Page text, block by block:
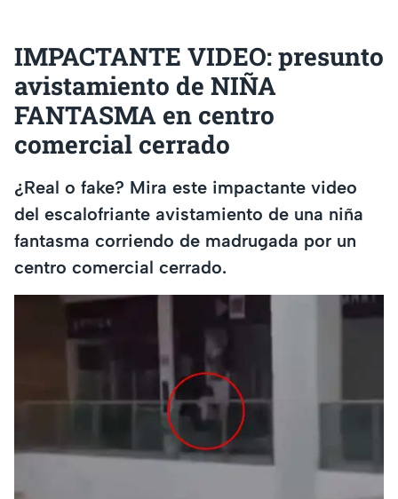
IMPACTANTE VIDEO: presunto
avistamiento de NIÑA
FANTASMA en centro
comercial cerrado
¿Real o fake? Mira este impactante video
del escalofriante avistamiento de una niña
fantasma corriendo de madrugada por un
centro comercial cerrado.